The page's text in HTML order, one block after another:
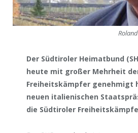
Der Südtiroler Heimatbund
heute mit großer Mehrheit
Freiheitskämpfer genehmigt
neuen italienischen
die Südtiroler